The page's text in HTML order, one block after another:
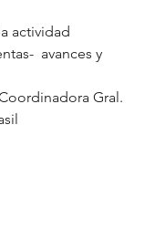
actividad
avances y
Gral.